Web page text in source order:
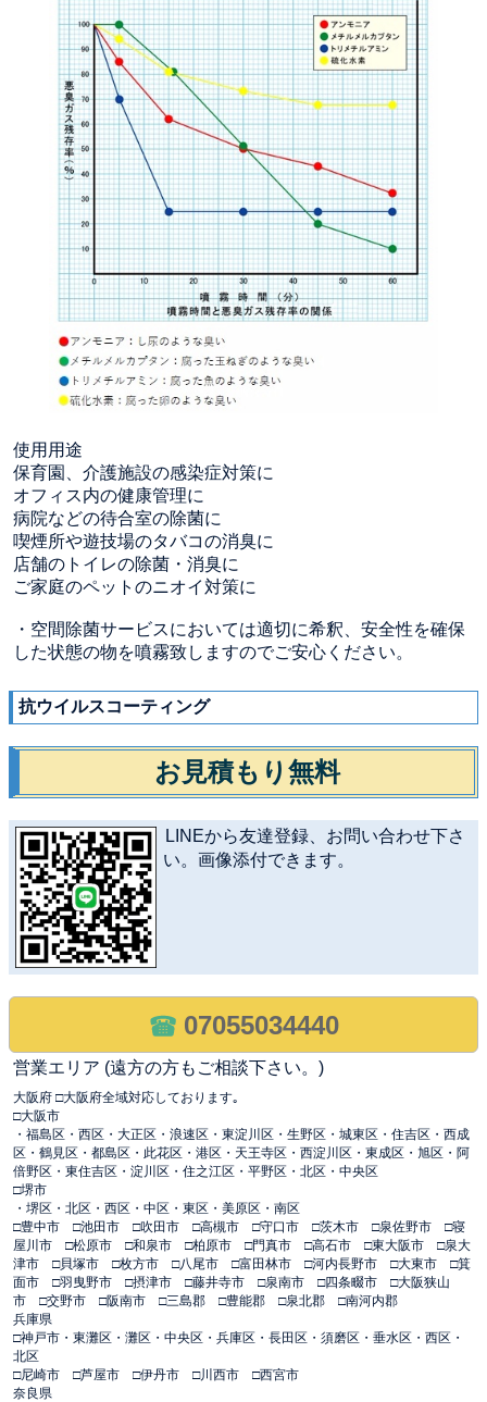
使用用途
保育園、介護施設の感染症対策に
オフィス内の健康管理に
病院などの待合室の除菌に
喫煙所や遊技場のタバコの消臭に
店舗のトイレの除菌・消臭に
ご家庭のペットのニオイ対策に
・空間除菌サービスにおいては適切に希釈、安全性を確保
した状態の物を噴霧致しますのでご安心ください。
抗ウイルスコーティング
お見積もり無料
LINEから友達登録、お問い合わせ下さ
い。画像添付できます。
07055034440
営業エリア (遠方の方もご相談下さい。)
大阪府 □大阪府全域対応しております｡
□大阪市
・福島区・西区・大正区・浪速区・東淀川区・生野区・城東区・住吉区・西成
区・鶴見区・都島区・此花区・港区・天王寺区・西淀川区・東成区・旭区・阿
倍野区・東住吉区・淀川区・住之江区・平野区・北区・中央区
□堺市
・堺区・北区・西区・中区・東区・美原区・南区
□豊中市 □池田市 □吹田市 □高槻市 □守口市 □茨木市 □泉佐野市 □寝
屋川市 □松原市 □和泉市 □柏原市 □門真市 □高石市 □東大阪市 □泉大
津市 □貝塚市 □枚方市 □八尾市 □富田林市 □河内長野市 □大東市 □箕
面市 □羽曳野市 □摂津市 □藤井寺市 □泉南市 □四条畷市 □大阪狭山
市 □交野市 □阪南市 □三島郡 □豊能郡 □泉北郡 □南河内郡
兵庫県
□神戸市・東灘区・灘区・中央区・兵庫区・長田区・須磨区・垂水区・西区・
北区
□尼崎市 □芦屋市 □伊丹市 □川西市 □西宮市
奈良県